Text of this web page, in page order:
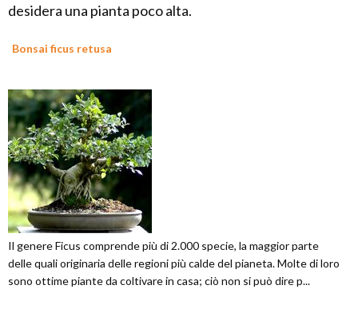
desidera una pianta poco alta.
Bonsai ficus retusa
Il genere Ficus comprende più di 2.000 specie, la maggior parte
delle quali originaria delle regioni più calde del pianeta. Molte di loro
sono ottime piante da coltivare in casa; ciò non si può dire p...